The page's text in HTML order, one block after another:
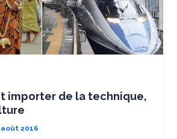
importer de la technique,
août 2016